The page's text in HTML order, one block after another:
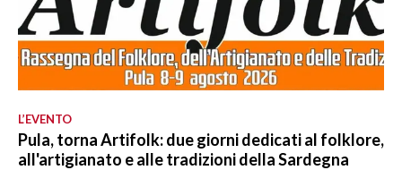
L’EVENTO
Pula, torna Artifolk: due giorni dedicati al folklore,
all'artigianato e alle tradizioni della Sardegna